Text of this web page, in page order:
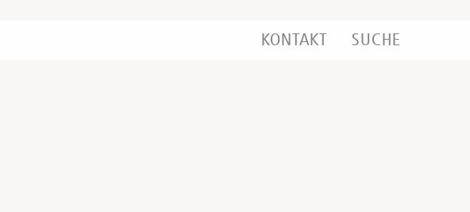
KONTAKT SUCHE